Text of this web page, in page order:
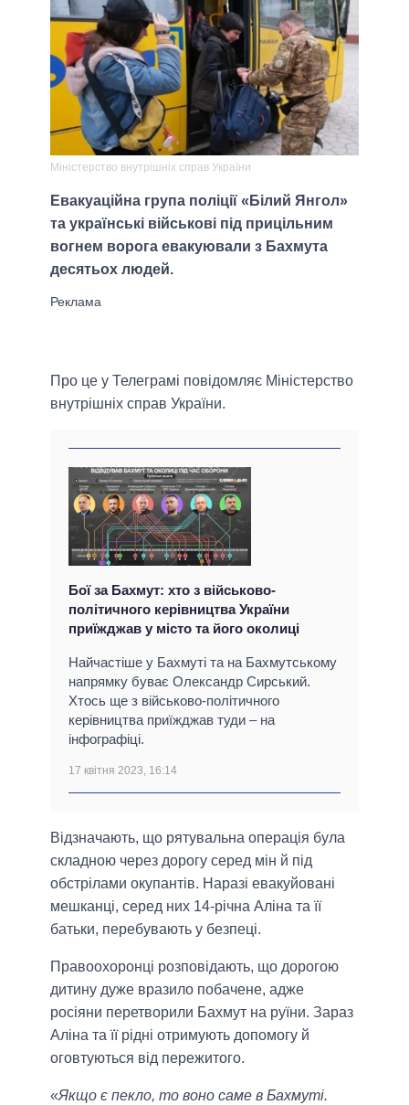
Міністерство внутрішніх справ України
Евакуаційна група поліції «Білий Янгол»
та українські військові під прицільним
вогнем ворога евакуювали з Бахмута
десятьох людей.
Про це у Телеграмі повідомляє Міністерство
внутрішніх справ України.
Бої за Бахмут: хто з військово-
політичного керівництва України
приїжджав у місто та його околиці
Найчастіше у Бахмуті та на Бахмутському
напрямку буває Олександр Сирський.
Хтось ще з військово-політичного
керівництва приїжджав туди – на
інфографіці.
17 квітня 2023, 16:14
Відзначають, що рятувальна операція була
складною через дорогу серед мін й під
обстрілами окупантів. Наразі евакуйовані
мешканці, серед них 14-річна Аліна та її
батьки, перебувають у безпеці.
Правоохоронці розповідають, що дорогою
дитину дуже вразило побачене, адже
росіяни перетворили Бахмут на руїни. Зараз
Аліна та її рідні отримують допомогу й
оговтуються від пережитого.
«Якщо є пекло, то воно саме в Бахмуті.